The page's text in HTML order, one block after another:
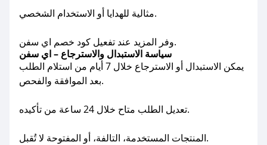
مثالية للهدايا أو الاستخدام الشخصي.
وفر المزيد عند تفعيل كود خصم اي سفن.
سياسة الاستبدال والاسترجاع – اي سفن
يمكن الاستبدال أو الاسترجاع خلال 7 أيام من استلام الطلب
بعد الموافقة والفحص.
تعديل الطلب متاح خلال 24 ساعة من تأكيده.
المنتجات المستخدمة، التالفة، أو المفتوحة لا تُقبل.